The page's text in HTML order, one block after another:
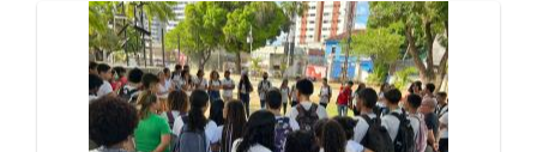
Galeria de Mídias